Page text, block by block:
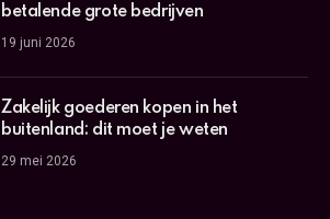
betalende grote bedrijven
19 juni 2026
Zakelijk goederen kopen in het
buitenland: dit moet je weten
29 mei 2026